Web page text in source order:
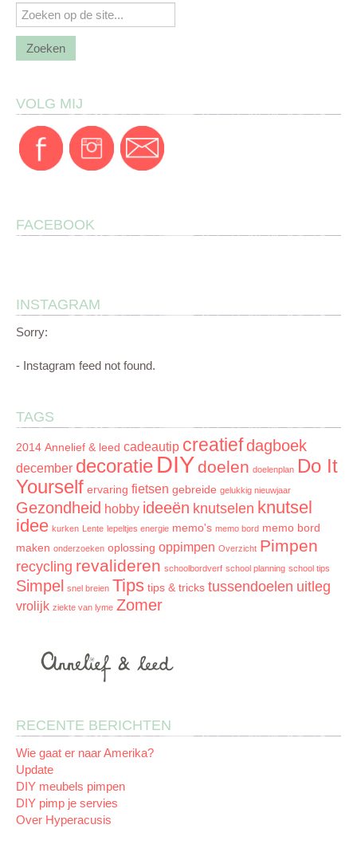
VOLG MIJ
FACEBOOK
INSTAGRAM
Sorry:
- Instagram feed not found.
TAGS
2014 Annelief & leed cadeautip creatiefdagboek
december decoratie DIY doelen doelenplan Do It
Yourself ervaring fietsen gebreide gelukkig nieuwjaar
Gezondheid hobby ideeën knutselen knutsel
idee kurken Lente lepeltjes energie memo's memo bord memo bord
maken onderzoeken oplossing oppimpen Overzicht Pimpen
recycling revalideren schoolbordverf school planning school tips
Simpel snel breien Tips tips & tricks tussendoelen uitleg
vrolijk ziekte van lyme Zomer
RECENTE BERICHTEN
Wie gaat er naar Amerika?
Update
DIY meubels pimpen
DIY pimp je servies
Over Hyperacusis